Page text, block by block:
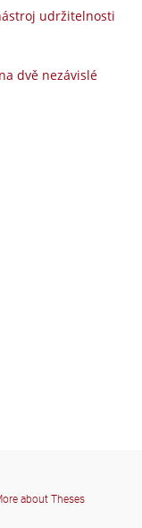
udržitelnosti
dvě nezávislé
about Theses